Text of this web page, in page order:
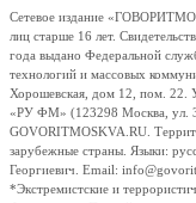
Сетевое издание
лиц старше 16 лет.
года выдано Федеральной
технологий и массовых
Хорошевская, дом 12, пом. 22.
«РУ ФМ» (123298 Москва, ул.
GOVORITMOSKVA.RU.
зарубежные страны. Языки:
Георгиевич. Email:
*Экстремистские и